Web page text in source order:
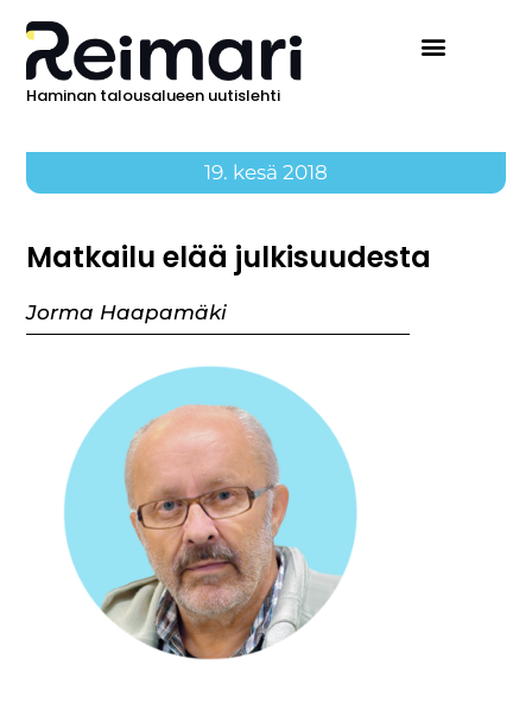
Haminan talousalueen uutislehti
19. kesä 2018
Matkailu elää julkisuudesta
Jorma Haapamäki